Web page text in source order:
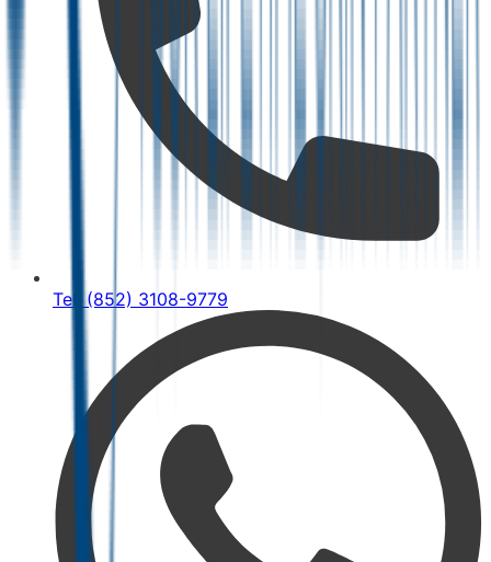
Tel: (852) 3108-9779